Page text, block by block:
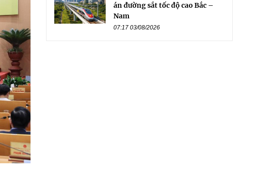
án đường sắt tốc độ cao Bắc –
Nam
07:17 03/08/2026